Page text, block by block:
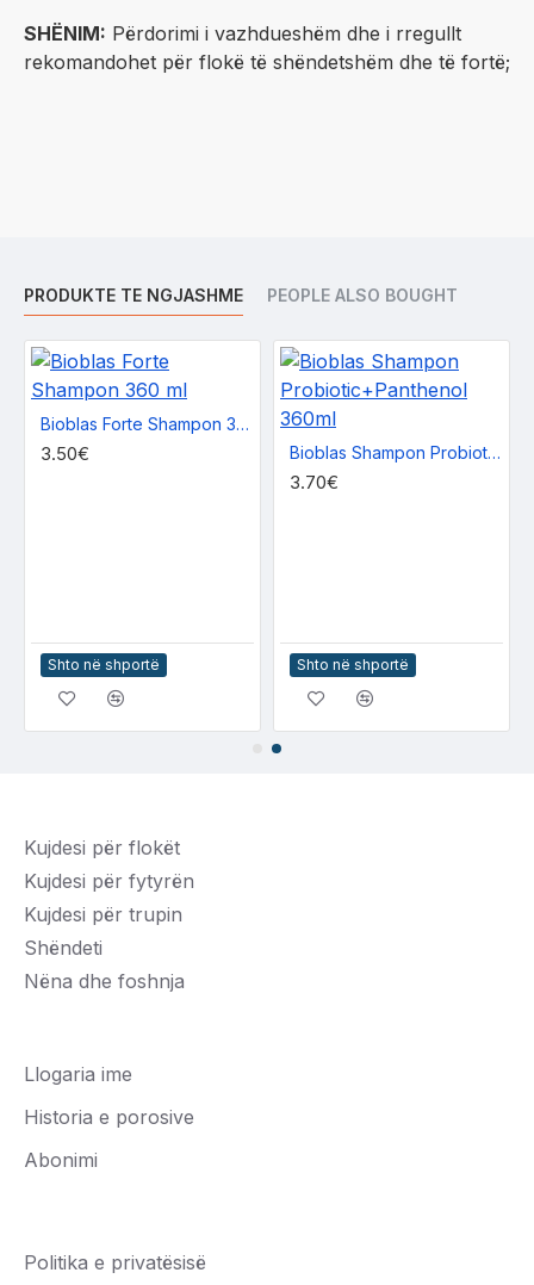
SHËNIM: Përdorimi i vazhdueshëm dhe i rregullt
rekomandohet për flokë të shëndetshëm dhe të fortë;
PRODUKTE TE NGJASHME PEOPLE ALSO BOUGHT
Bioblas Forte Shampon 360 ml
3.50€
Shto në shportë
Bioblas Shampon Probiotic+Panthenol 360ml
3.70€
Shto në shportë
Kujdesi për flokët
Kujdesi për fytyrën
Kujdesi për trupin
Shëndeti
Nëna dhe foshnja
Llogaria ime
Historia e porosive
Abonimi
Politika e privatësisë